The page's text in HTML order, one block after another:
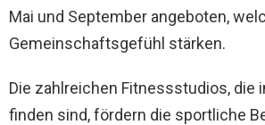
Mai und September angeboten,
Gemeinschaftsgefühl stärken.
Die zahlreichen Fitnessstudios, die
finden sind, fördern die sportliche